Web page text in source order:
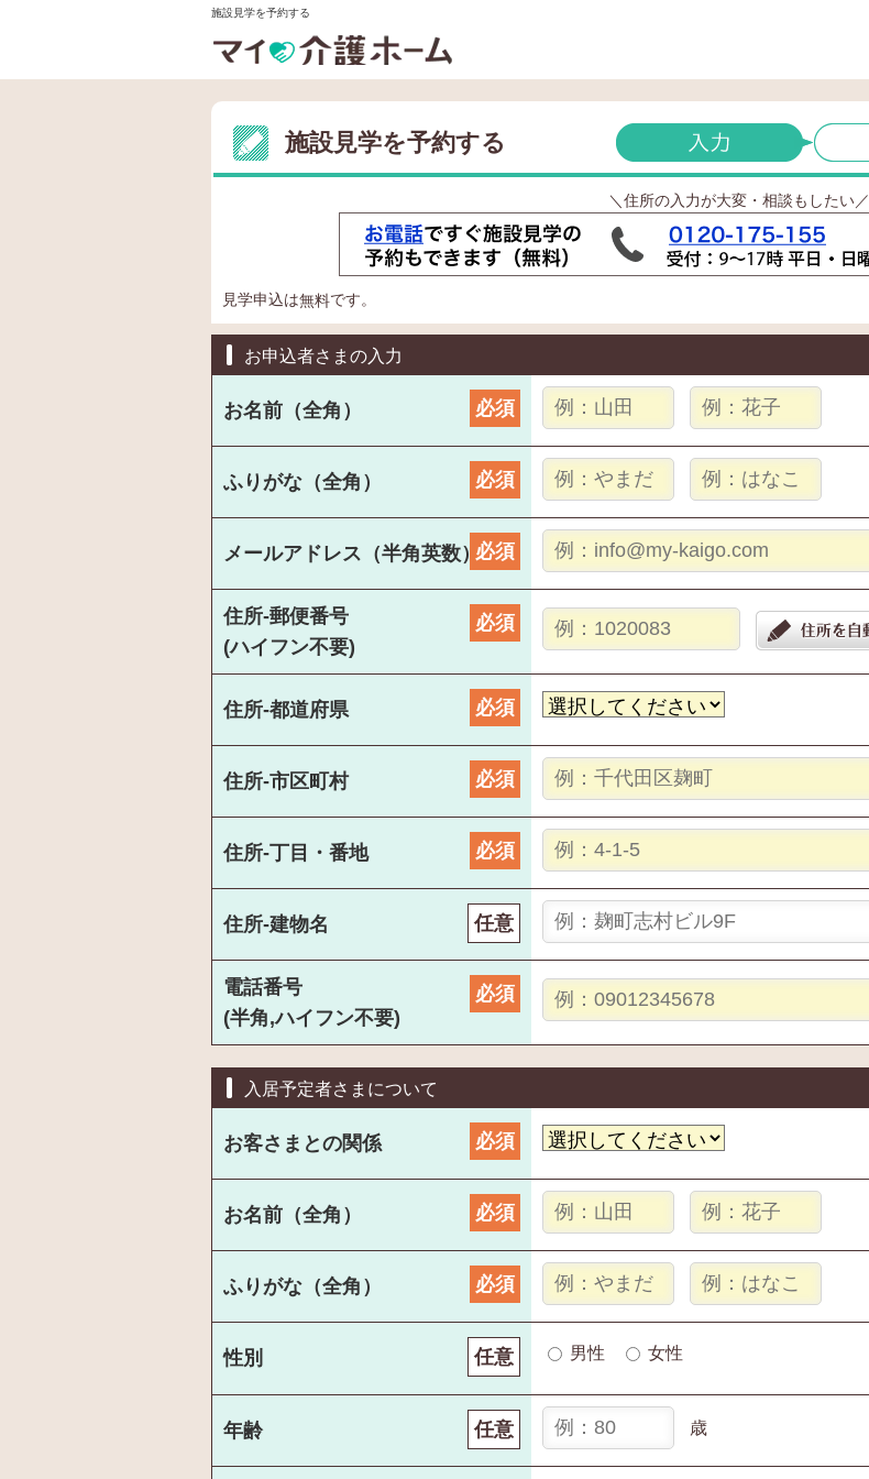
施設見学を予約する
施設見学を予約する
＼住所の入力が大変・相談もしたい／
見学申込は無料です。
お申込者さまの入力
お名前（全角） 必須
ふりがな（全角） 必須
メールアドレス（半角英数）必須
住所-郵便番号
(ハイフン不要)
必須
住所-都道府県 必須
住所-市区町村 必須
住所-丁目・番地 必須
住所-建物名 任意
電話番号
(半角,ハイフン不要)
必須
入居予定者さまについて
お客さまとの関係 必須
お名前（全角） 必須
ふりがな（全角） 必須
性別 任意 男性 女性
年齢 任意 歳